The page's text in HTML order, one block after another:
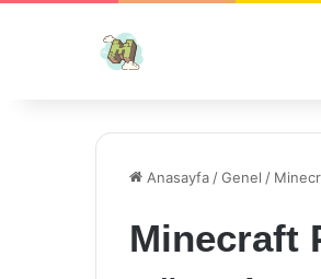
Anasayfa /Genel /
Minecraft